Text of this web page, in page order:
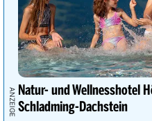
Natur- und Wellnesshotel
Schladming-Dachstein